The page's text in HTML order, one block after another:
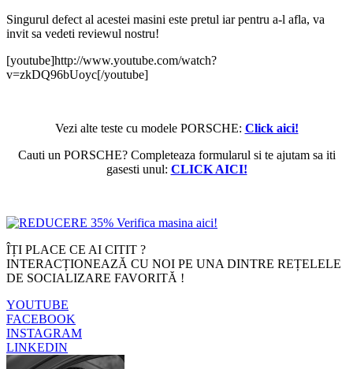
Singurul defect al acestei masini este pretul iar pentru a-l afla, va
invit sa vedeti reviewul nostru!
[youtube]http://www.youtube.com/watch?
v=zkDQ96bUoyc[/youtube]
Vezi alte teste cu modele PORSCHE: Click aici!
Cauti un PORSCHE? Completeaza formularul si te ajutam sa iti
gasesti unul: CLICK AICI!
ÎȚI PLACE CE AI CITIT ?
INTERACȚIONEAZĂ CU NOI PE UNA DINTRE REȚELELE
DE SOCIALIZARE FAVORITĂ !
YOUTUBE
FACEBOOK
INSTAGRAM
LINKEDIN